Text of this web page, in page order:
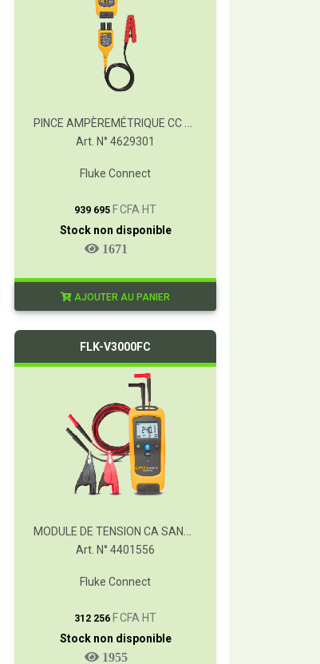
PINCE AMPÈREMÉTRIQUE CC SANS FIL FC 4-20 MA
Art. N° 4629301
Fluke Connect
939 695 F CFA HT
Stock non disponible
1671
AJOUTER AU PANIER
FLK-V3000FC
Art. N° 4401556
Fluke Connect
312 256 F CFA HT
Stock non disponible
1955